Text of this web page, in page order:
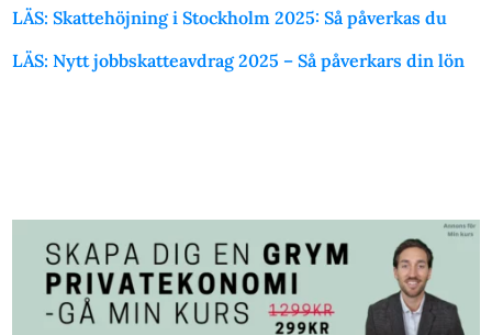
LÄS: Skattehöjning i Stockholm 2025: Så påverkas du
LÄS: Nytt jobbskatteavdrag 2025 – Så påverkars din lön